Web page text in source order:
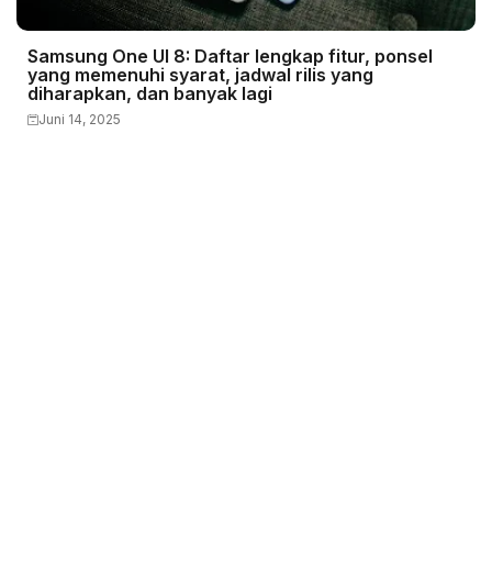
Samsung One UI 8: Daftar lengkap fitur, ponsel
yang memenuhi syarat, jadwal rilis yang
diharapkan, dan banyak lagi
Juni 14, 2025